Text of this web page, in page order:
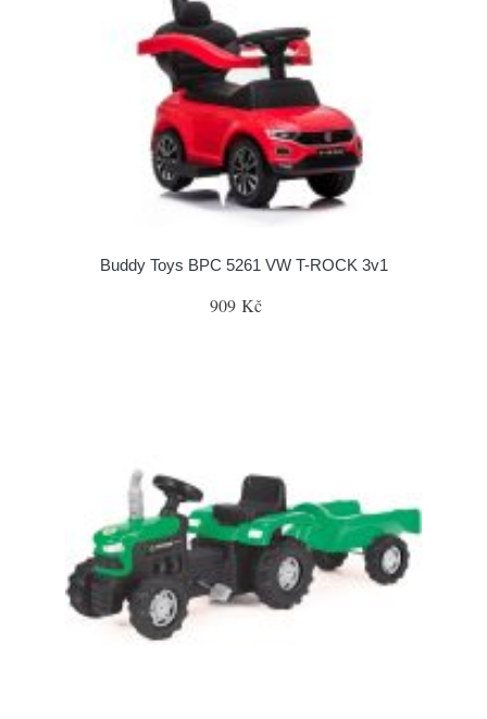
Buddy Toys BPC 5261 VW T-ROCK 3v1
909 Kč